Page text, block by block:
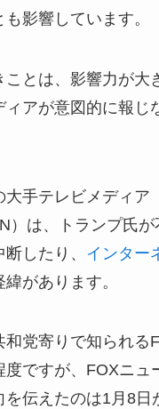
影響しています。
ことは、影響力が大
ィアが意図的に報じ
手テレビメディア
）は、トランプ氏が
したり、
インター
緯があります。
和党寄りで知られる
ですが、FOXニュ
を伝えたのは1月8日